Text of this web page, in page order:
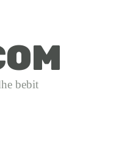
bebitdhe bebit